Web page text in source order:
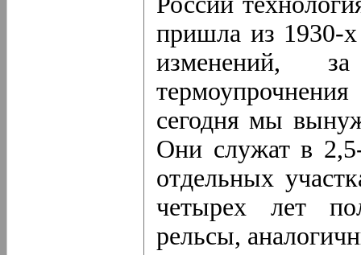
пришла из 1930-х
изменений,
сегодня мы
Они служат в
отдельных
четырех лет
рельсы,